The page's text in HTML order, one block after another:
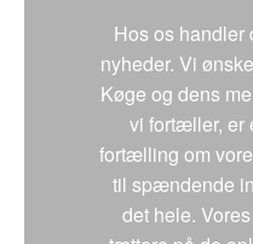
Hos os handler
nyheder. Vi
Køge og dens
vi fortæller, er
fortælling om
til spændende
det hele.